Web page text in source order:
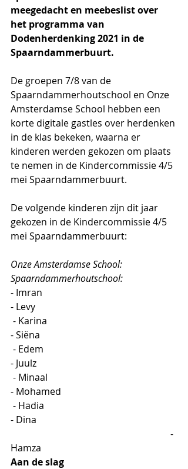
meegedacht en meebeslist over
het programma van
Dodenherdenking 2021 in de
Spaarndammerbuurt.
De groepen 7/8 van de
Spaarndammerhoutschool en Onze
Amsterdamse School hebben een
korte digitale gastles over herdenken
in de klas bekeken, waarna er
kinderen werden gekozen om plaats
te nemen in de Kindercommissie 4/5
mei Spaarndammerbuurt.
De volgende kinderen zijn dit jaar
gekozen in de Kindercommissie 4/5
mei Spaarndammerbuurt:
Onze Amsterdamse School:
Spaarndammerhoutschool:
- Imran
- Levy
- Siëna
- Juulz
- Mohamed
- Dina
Hamza
Aan de slag